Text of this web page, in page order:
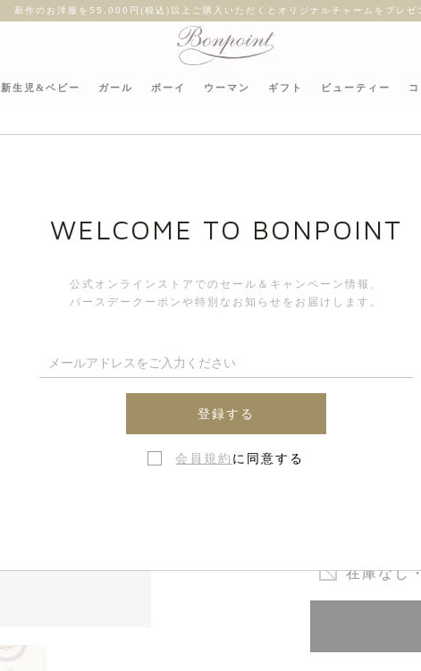
新作のお洋服を55,000円(税込)以上ご購入いただくとオリジナルチャームをプレゼ
新生児&ベビー ガール ボーイ ウーマン ギフト ビューティー
在庫なし
WELCOME TO BONPOINT
公式オンラインストアでのセール＆キャンペーン情報、
バースデークーポンや特別なお知らせをお届けします。
登録する
会員規約 に同意する